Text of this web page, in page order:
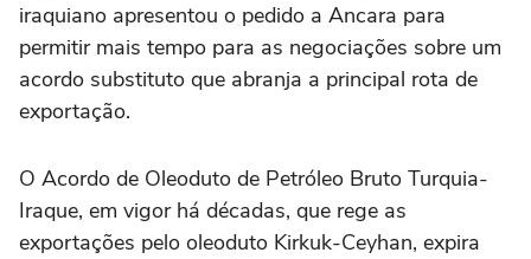
iraquiano apresentou o pedido ⁠a Ancara para
permitir mais tempo para as negociações sobre um
acordo ‌substituto que abranja a principal rota de
exportação.
O Acordo ⁠de Oleoduto de Petróleo Bruto Turquia-
Iraque, em vigor há décadas, que rege as
exportações pelo oleoduto Kirkuk-Ceyhan, expira